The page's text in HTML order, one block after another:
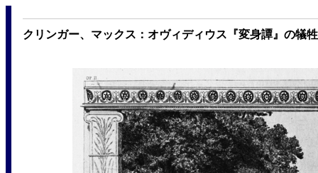
クリンガー、マックス：オヴィディウス『変身譚』の犠